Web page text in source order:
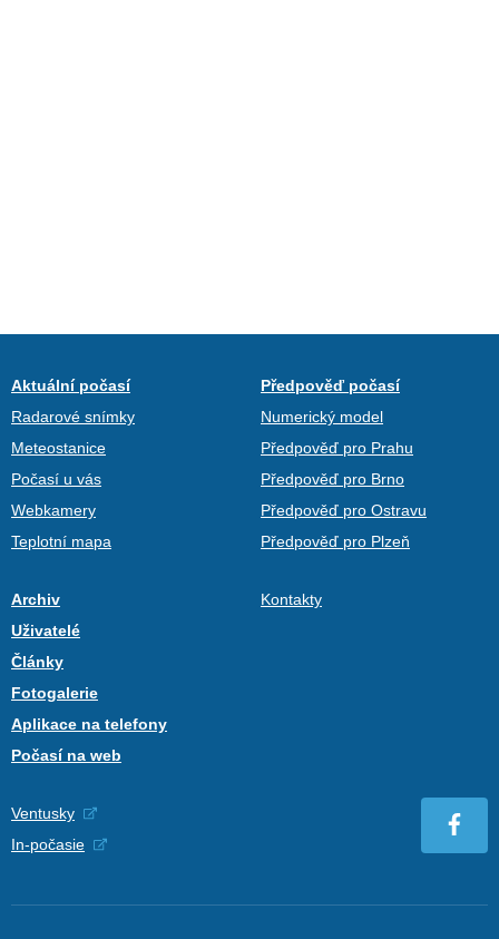
Aktuální počasí
Radarové snímky
Meteostanice
Počasí u vás
Webkamery
Teplotní mapa
Předpověď počasí
Numerický model
Předpověď pro Prahu
Předpověď pro Brno
Předpověď pro Ostravu
Předpověď pro Plzeň
Archiv
Uživatelé
Články
Fotogalerie
Aplikace na telefony
Počasí na web
Kontakty
Ventusky
In-počasie